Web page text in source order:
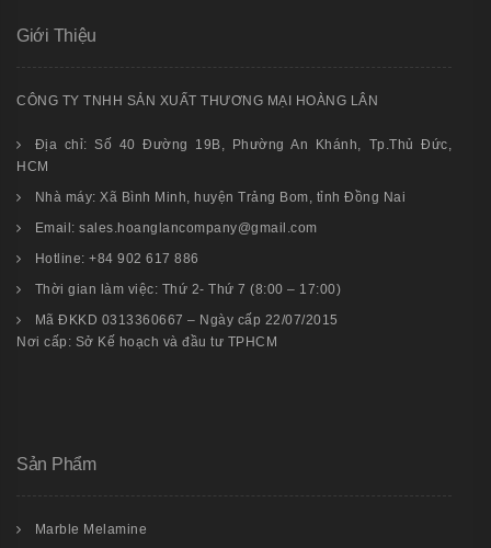
Giới Thiệu
CÔNG TY TNHH SẢN XUẤT THƯƠNG MẠI HOÀNG LÂN
Địa chỉ: Số 40 Đường 19B, Phường An Khánh, Tp.Thủ Đức,
HCM
Nhà máy: Xã Bình Minh, huyện Trảng Bom, tỉnh Đồng Nai
Email: sales.hoanglancompany@gmail.com
Hotline: +84 902 617 886
Thời gian làm việc: Thứ 2- Thứ 7 (8:00 – 17:00)
Mã ĐKKD 0313360667 – Ngày cấp 22/07/2015
Nơi cấp: Sở Kế hoạch và đầu tư TPHCM
Sản Phẩm
Marble Melamine